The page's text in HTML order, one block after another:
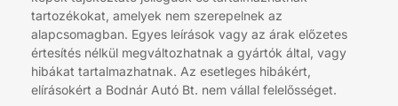
tartozékokat, amelyek nem szerepelnek az
alapcsomagban. Egyes leírások vagy az árak előzetes
értesítés nélkül megváltozhatnak a gyártók által, vagy
hibákat tartalmazhatnak. Az esetleges hibákért,
elírásokért a Bodnár Autó Bt. nem vállal felelősséget.